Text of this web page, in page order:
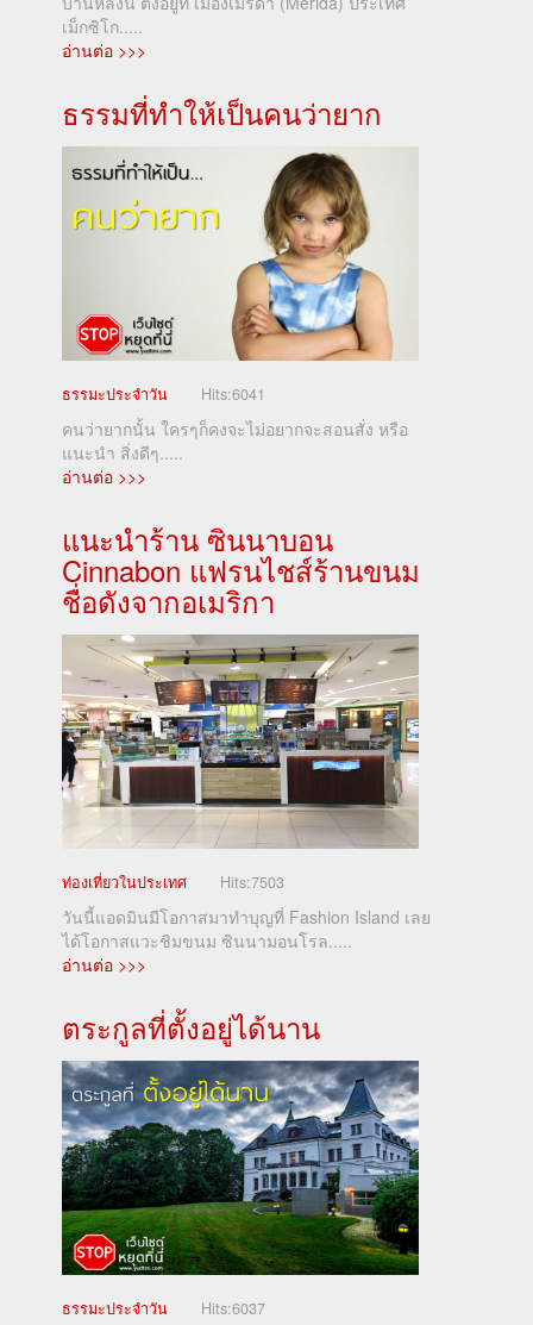
เม็กซิโก.....
อ่านต่อ >>>
ธรรมที่ทำให้เป็นคนว่ายาก
ธรรมะประจำวัน Hits:6041
คนว่ายากนั้น ใครๆก็คงจะไม่อยากจะสอนสั่ง หรือ
แนะนำ สิ่งดีๆ.....
อ่านต่อ >>>
แนะนำร้าน ซินนาบอน
Cinnabon แฟรนไชส์ร้านขนม
ชื่อดังจากอเมริกา
ท่องเที่ยวในประเทศ Hits:7503
วันนี้แอดมินมีโอกาสมาทำบุญที่ Fashion Island เลย
ได้โอกาสแวะชิมขนม ซินนามอนโรล.....
อ่านต่อ >>>
ตระกูลที่ตั้งอยู่ได้นาน
ธรรมะประจำวัน Hits:6037